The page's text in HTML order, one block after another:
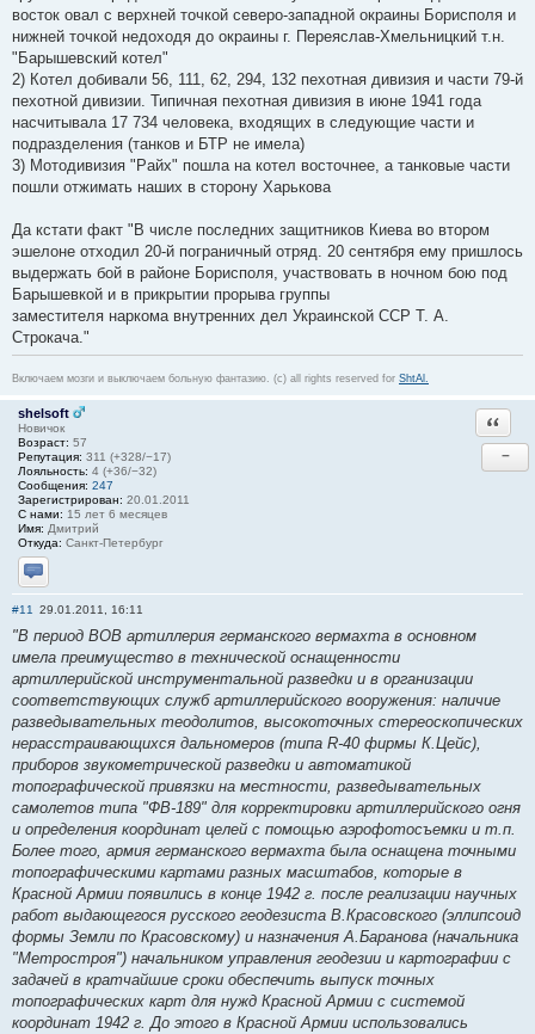
восток овал с верхней точкой северо-западной окраины Борисполя и
нижней точкой недоходя до окраины г. Переяслав-Хмельницкий т.н.
"Барышевский котел"
2) Котел добивали 56, 111, 62, 294, 132 пехотная дивизия и части 79-й
пехотной дивизии. Типичная пехотная дивизия в июне 1941 года
насчитывала 17 734 человека, входящих в следующие части и
подразделения (танков и БТР не имела)
3) Мотодивизия "Райх" пошла на котел восточнее, а танковые части
пошли отжимать наших в сторону Харькова
Да кстати факт "В числе последних защитников Киева во втором
эшелоне отходил 20-й пограничный отряд. 20 сентября ему пришлось
выдержать бой в районе Борисполя, участвовать в ночном бою под
Барышевкой и в прикрытии прорыва группы
заместителя наркома внутренних дел Украинской ССР Т. А.
Строкача."
Включаем мозги и выключаем больную фантазию. (c) all rights reserved for ShtAl.
shelsoft
Новичок
Возраст: 57
Репутация: 311 (+328/−17)
Лояльность: 4 (+36/−32)
Сообщения: 247
Зарегистрирован: 20.01.2011
С нами: 15 лет 6 месяцев
Имя: Дмитрий
Откуда: Санкт-Петербург
Отправить личное сообщение
−
#11 29.01.2011, 16:11
"В период ВОВ артиллерия германского вермахта в основном
имела преимущество в технической оснащенности
артиллерийской инструментальной разведки и в организации
соответствующих служб артиллерийского вооружения: наличие
разведывательных теодолитов, высокоточных стереоскопических
нерасстраивающихся дальномеров (типа R-40 фирмы К.Цейс),
приборов звукометрической разведки и автоматикой
топографической привязки на местности, разведывательных
самолетов типа "ФВ-189" для корректировки артиллерийского огня
и определения координат целей с помощью аэрофотосъемки и т.п.
Более того, армия германского вермахта была оснащена точными
топографическими картами разных масштабов, которые в
Красной Армии появились в конце 1942 г. после реализации научных
работ выдающегося русского геодезиста В.Красовского (эллипсоид
формы Земли по Красовскому) и назначения А.Баранова (начальника
"Метростроя") начальником управления геодезии и картографии с
задачей в кратчайшие сроки обеспечить выпуск точных
топографических карт для нужд Красной Армии с системой
координат 1942 г. До этого в Красной Армии использовались